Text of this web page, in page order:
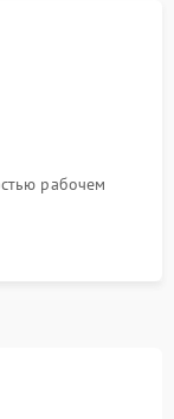
рабочем